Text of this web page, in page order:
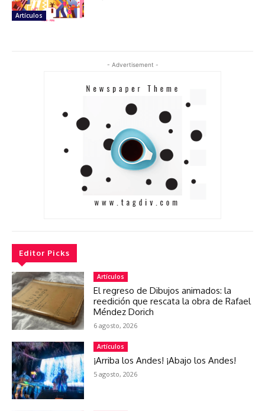
Artículos
- Advertisement -
Editor Picks
Artículos
El regreso de Dibujos animados: la
reedición que rescata la obra de Rafael
Méndez Dorich
6 agosto, 2026
Artículos
¡Arriba los Andes! ¡Abajo los Andes!
5 agosto, 2026